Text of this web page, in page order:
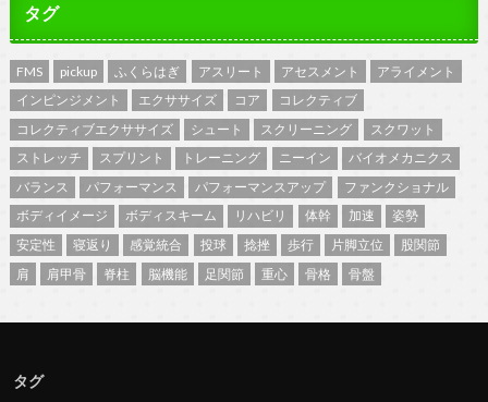
タグ
FMS pickup ふくらはぎ アスリート アセスメント
アライメント
インピンジメント
エクササイズ コア
コレクティブ
コレクティブエクササイズ
シュート スクリーニング
スクワット
ストレッチ
スプリント トレーニング ニーイン
バイオメカニクス
バランス
パフォーマンス パフォーマンスアップ
ファンクショナル
ボディイメージ
ボディスキーム リハビリ 体幹 加速
姿勢
安定性
寝返り 感覚統合 投球 捻挫 歩行 片脚立位
股関節
肩
肩甲骨 脊柱 脳機能 足関節 重心 骨格 骨盤
タグ